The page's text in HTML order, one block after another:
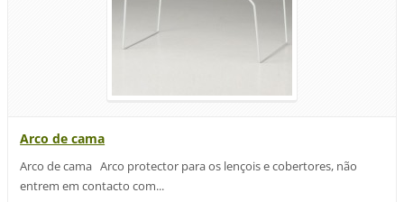
Arco de cama
Arco de cama Arco protector para os lençois e cobertores, não
entrem em contacto com...